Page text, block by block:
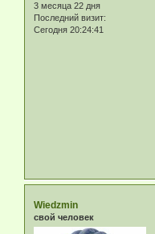
3 месяца 22 дня
Последний визит:
Сегодня 20:24:41
Wiedzmin
свой человек